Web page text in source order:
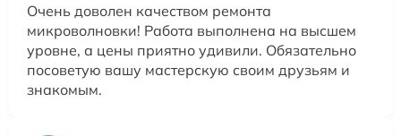
Очень доволен качеством ремонта
микроволновки! Работа выполнена на высшем
уровне, а цены приятно удивили. Обязательно
посоветую вашу мастерскую своим друзьям и
знакомым.